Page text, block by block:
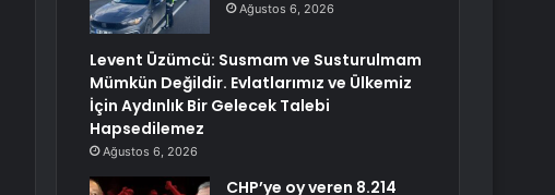
Ağustos 6, 2026
Levent Üzümcü: Susmam ve Susturulmam
Mümkün Değildir. Evlatlarımız ve Ülkemiz
İçin Aydınlık Bir Gelecek Talebi
Hapsedilemez
Ağustos 6, 2026
CHP’ye oy veren 8.214